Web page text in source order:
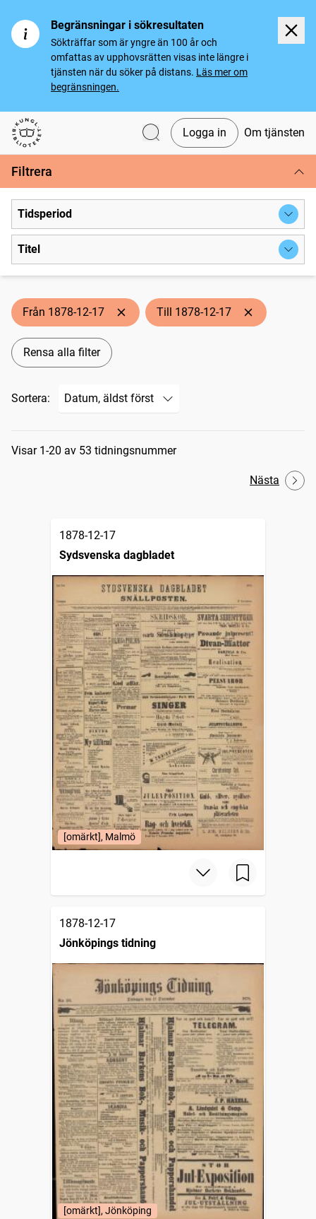
Begränsningar i sökresultaten
Sökträffar som är yngre än 100 år och
omfattas av upphovsrätten visas inte längre i
tjänsten när du söker på distans. Läs mer om
begränsningen.
Svenska tidningar
Logga in Om tjänsten
Filtrera
Tidsperiod
Titel
Från 1878-12-17 Till 1878-12-17
Rensa alla filter
Sortera:
Sökresultat
Visar 1-20 av 53 tidningsnummer
Nästa
1878-12-17
Sydsvenska dagbladet
[omärkt], Malmö
1878-12-17
Jönköpings tidning
[omärkt], Jönköping